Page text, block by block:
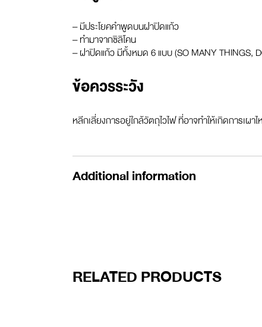
–มีประโยคคำพูดบนฝาปิดแก้ว
–ทำมาจากซิลิโคน
–ฝาปิดแก้ว มีทั้งหมด6แบบ(SO MANY THINGS,
ข้อควรระวัง
หลีกเลี่ยงการอยู่ใกล้วัตถุไวไฟ ที่อาจทำให้เกิดการเผา
Additional information
RELATED PRODUCTS